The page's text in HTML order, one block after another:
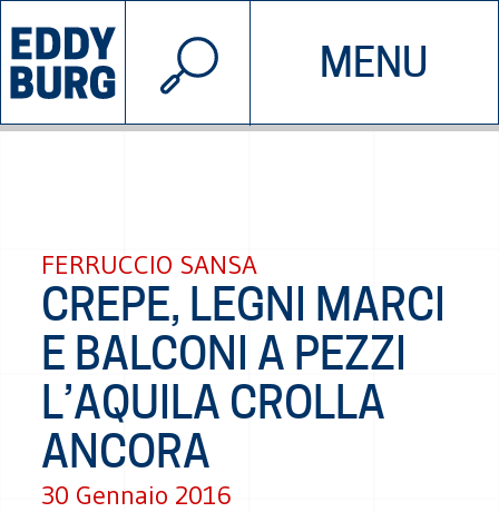
MENU
INIZIATIVE CHI SIAMO
© 2026 EDDYBURG
FERRUCCIO SANSA
CREPE, LEGNI MARCI
E BALCONI A PEZZI
L’AQUILA CROLLA
ANCORA
30 Gennaio 2016